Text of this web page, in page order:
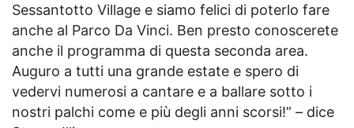
Sessantotto Village e siamo felici di poterlo fare
anche al Parco Da Vinci. Ben presto conoscerete
anche il programma di questa seconda area.
Auguro a tutti una grande estate e spero di
vedervi numerosi a cantare e a ballare sotto i
nostri palchi come e più degli anni scorsi!” – dice